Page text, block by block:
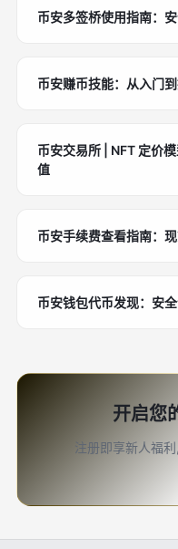
币安多签桥使用指南：
币安赚币技能：从入门
币安交易所 | NFT 定价
值
币安手续费查看指南：
币安钱包代币发现：安
开启您
注册即享新人福